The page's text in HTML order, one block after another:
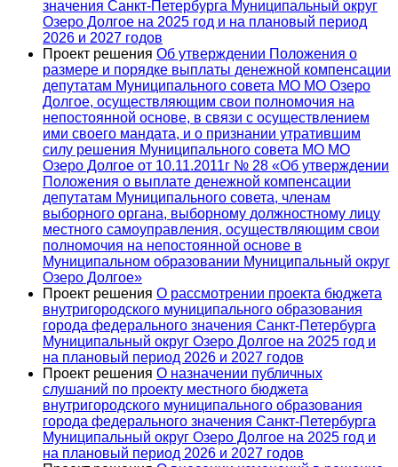
значения Санкт-Петербурга Муниципальный округ
Озеро Долгое на 2025 год и на плановый период
2026 и 2027 годов
Проект решения Об утверждении Положения о
размере и порядке выплаты денежной компенсации
депутатам Муниципального совета МО МО Озеро
Долгое, осуществляющим свои полномочия на
непостоянной основе, в связи с осуществлением
ими своего мандата, и о признании утратившим
силу решения Муниципального совета МО МО
Озеро Долгое от 10.11.2011г № 28 «Об утверждении
Положения о выплате денежной компенсации
депутатам Муниципального совета, членам
выборного органа, выборному должностному лицу
местного самоуправления, осуществляющим свои
полномочия на непостоянной основе в
Муниципальном образовании Муниципальный округ
Озеро Долгое»
Проект решения О рассмотрении проекта бюджета
внутригородского муниципального образования
города федерального значения Санкт-Петербурга
Муниципальный округ Озеро Долгое на 2025 год и
на плановый период 2026 и 2027 годов
Проект решения О назначении публичных
слушаний по проекту местного бюджета
внутригородского муниципального образования
города федерального значения Санкт-Петербурга
Муниципальный округ Озеро Долгое на 2025 год и
на плановый период 2026 и 2027 годов